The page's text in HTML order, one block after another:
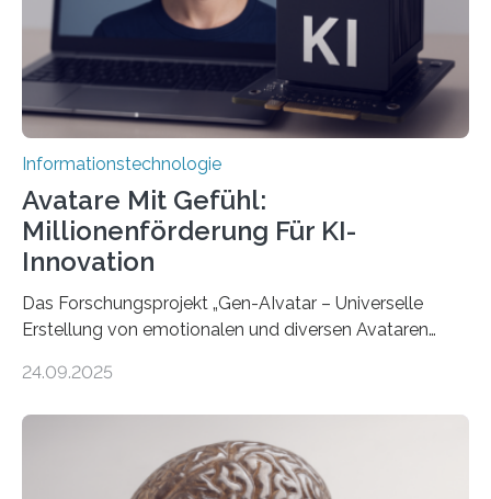
Informationstechnologie
Avatare Mit Gefühl:
Millionenförderung Für KI-
Innovation
Das Forschungsprojekt „Gen-AIvatar – Universelle
Erstellung von emotionalen und diversen Avataren
Förderung in Höhe von rund 2 Millionen Euro. Dabei
der MindPort GmbH eine neuartige, KI-gestützte
Lösung zur Erzeugung von Emotionen für realistische
24.09.2025